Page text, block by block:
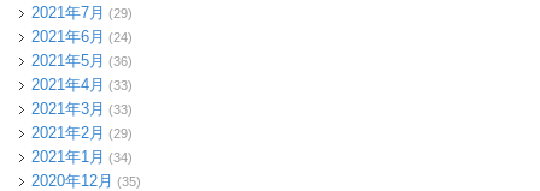
2021年7月 (29)
2021年6月 (24)
2021年5月 (36)
2021年4月 (33)
2021年3月 (33)
2021年2月 (29)
2021年1月 (34)
2020年12月 (35)